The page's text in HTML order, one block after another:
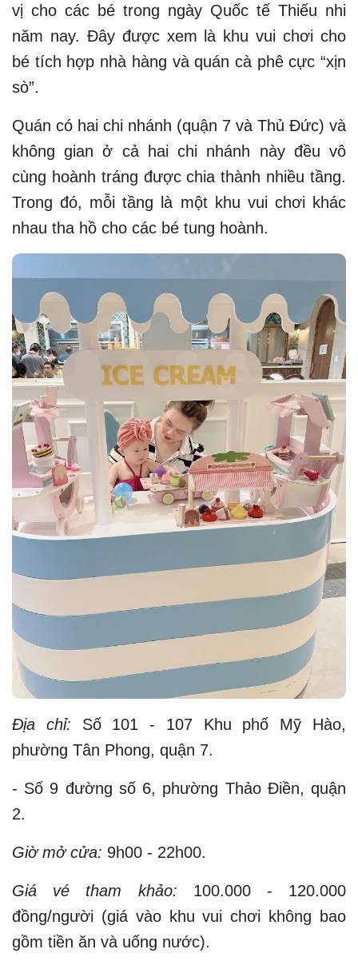
vị cho các bé trong ngày Quốc tế Thiếu nhi
năm nay. Đây được xem là khu vui chơi cho
bé tích hợp nhà hàng và quán cà phê cực “xịn
sò”.
Quán có hai chi nhánh (quận 7 và Thủ Đức) và
không gian ở cả hai chi nhánh này đều vô
cùng hoành tráng được chia thành nhiều tầng.
Trong đó, mỗi tầng là một khu vui chơi khác
nhau tha hồ cho các bé tung hoành.
Địa chỉ: Số 101 - 107 Khu phố Mỹ Hào,
phường Tân Phong, quận 7.
- Số 9 đường số 6, phường Thảo Điền, quận
2.
Giờ mở cửa: 9h00 - 22h00.
Giá vé tham khảo: 100.000 - 120.000
đồng/người (giá vào khu vui chơi không bao
gồm tiền ăn và uống nước).